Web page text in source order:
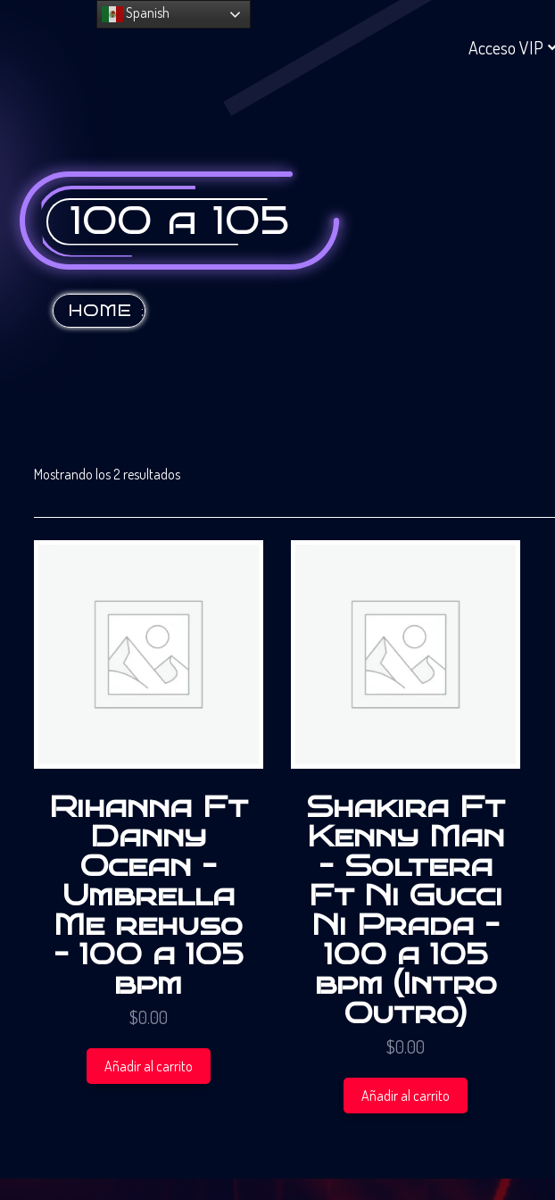
Acceso VIP
100 a 105
HOME :
Mostrando los 2 resultados
Rihanna Ft
Danny
Ocean –
Umbrella
Me rehuso
– 100 a 105
bpm
$0.00
Añadir al carrito
Shakira Ft
Kenny Man
– Soltera
Ft Ni Gucci
Ni Prada –
100 a 105
bpm (Intro
Outro)
$0.00
Añadir al carrito
Spanish